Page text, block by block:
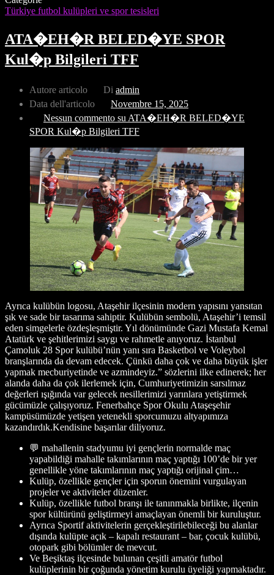
Türkiye futbol kulüpleri ve spor tesisleri
ATA�EH�R BELED�YE SPOR
Kul�p Bilgileri TFF
Autore articolo Di admin
Data dell'articolo
Novembre 15, 2025
Nessun commento su ATA�EH�R BELED�YE
SPOR Kul�p Bilgileri TFF
Ayrıca kulübün logosu, Ataşehir ilçesinin modern yapısını yansıtan
şık ve sade bir tasarıma sahiptir. Kulübün sembolü, Ataşehir’i temsil
eden simgelerle özdeşleşmiştir. Yıl dönümünde Gazi Mustafa Kemal
Atatürk ve şehitlerimizi saygı ve rahmetle anıyoruz. İstanbul
Çamoluk 28 Spor kulübü’nün yanı sıra Basketbol ve Voleybol
branşlarında da devam edecek. Çünkü daha çok ve daha büyük işler
yapmak mecburiyetinde ve azmindeyiz.” sözlerini ilke edinerek; her
alanda daha da çok ilerlemek için, Cumhuriyetimizin sarsılmaz
değerleri ışığında var gelecek nesillerimizi yarınlara yetiştirmek
gücümüzle çalışıyoruz. Fenerbahçe Spor Okulu Ataşeşehir
kampüsümüzde yetişen yetenekli sporcumuzu altyapımıza
kazandırdık.Kendisine başarılar diliyoruz.
💬 mahallenin stadyumu iyi gençlerin normalde maç
yapabildiği mahalle takımlarının maç yaptığı 100’de bir yer
genellikle yöne takımlarının maç yaptığı orijinal çim…
Kulüp, özellikle gençler için sporun önemini vurgulayan
projeler ve aktiviteler düzenler.
Kulüp, özellikle futbol branşı ile tanınmakla birlikte, ilçenin
spor kültürünü geliştirmeyi amaçlayan önemli bir kuruluştur.
Ayrıca Sportif aktivitelerin gerçekleştirilebileceği bu alanlar
dışında kulüpte açık – kapalı restaurant – bar, çocuk kulübü,
otopark gibi bölümler de mevcut.
Ve Beşiktaş ilçesinde bulunan çeşitli amatör futbol
kulüplerinin bir çoğunda yönetim kurulu üyeliği yapmaktadır.